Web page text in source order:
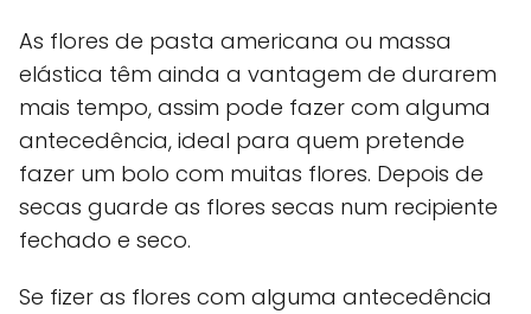
As flores de pasta americana ou massa
elástica têm ainda a vantagem de durarem
mais tempo, assim pode fazer com alguma
antecedência, ideal para quem pretende
fazer um bolo com muitas flores. Depois de
secas guarde as flores secas num recipiente
fechado e seco.
Se fizer as flores com alguma antecedência